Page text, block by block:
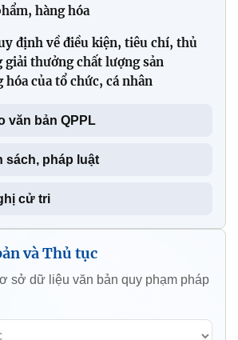
hàng hóa
định về điều kiện, tiêu chí, thủ
giải thưởng chất lượng sản
hóa của tổ chức, cá nhân
văn bản QPPL
sách, pháp luật
cử tri
và Thủ tục
sở dữ liệu văn bản quy phạm pháp